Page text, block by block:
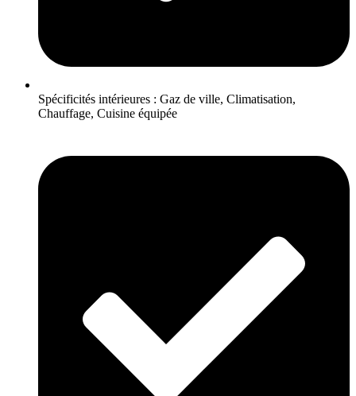
Spécificités intérieures : Gaz de ville, Climatisation,
Chauffage, Cuisine équipée